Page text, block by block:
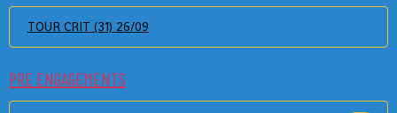
TOUR CRIT (31) 26/09
PRE ENGAGEMENTS